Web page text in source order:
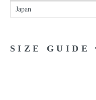
Japan
SIZE GUIDE